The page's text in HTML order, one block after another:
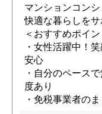
マンションコン
快適な暮らしをサ
＜おすすめポイン
・女性活躍中！
安心
・自分のペース
度あり
・免税事業者の